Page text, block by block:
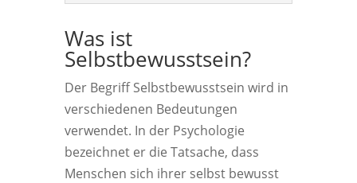
Was ist
Selbstbewusstsein?
Der Begriff Selbstbewusstsein wird in
verschiedenen Bedeutungen
verwendet. In der Psychologie
bezeichnet er die Tatsache, dass
Menschen sich ihrer selbst bewusst